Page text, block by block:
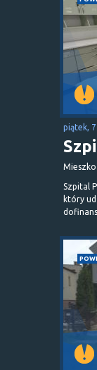
piątek,
Szpital
który